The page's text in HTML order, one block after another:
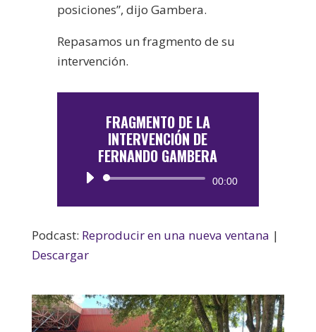
posiciones”, dijo Gambera.
Repasamos un fragmento de su
intervención.
FRAGMENTO DE LA
INTERVENCIÓN DE
FERNANDO GAMBERA
Reproductor
00:00
Podcast: Reproducir en una nueva ventana |
Descargar